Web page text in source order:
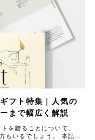
フト特集｜人気の
まで幅広く解説
を贈ることについて、
もいるでしょう。 本記事